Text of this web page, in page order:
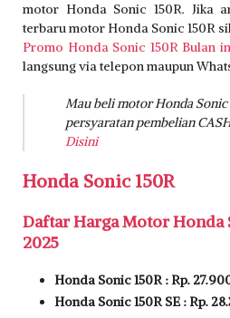
motor Honda Sonic 150R. Jika
terbaru motor Honda Sonic 150R
Promo Honda Sonic 150R Bulan
langsung via telepon maupun
Mau beli motor Honda Sonic
persyaratan pembelian
Disini
Honda Sonic 150R
Daftar Harga Motor Honda
2025
Honda Sonic 150R : Rp.
Honda Sonic 150R SE : Rp.